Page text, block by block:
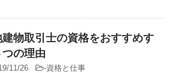
建物取引士の資格をおすすめす
つの理由
11/26 -資格と仕事